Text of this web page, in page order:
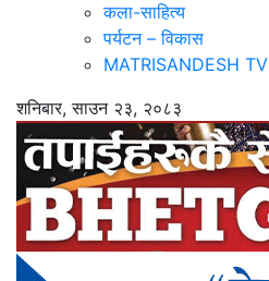
कला-साहित्य
पर्यटन – विकास
MATRISANDESH TV
शनिबार, साउन २३, २०८३